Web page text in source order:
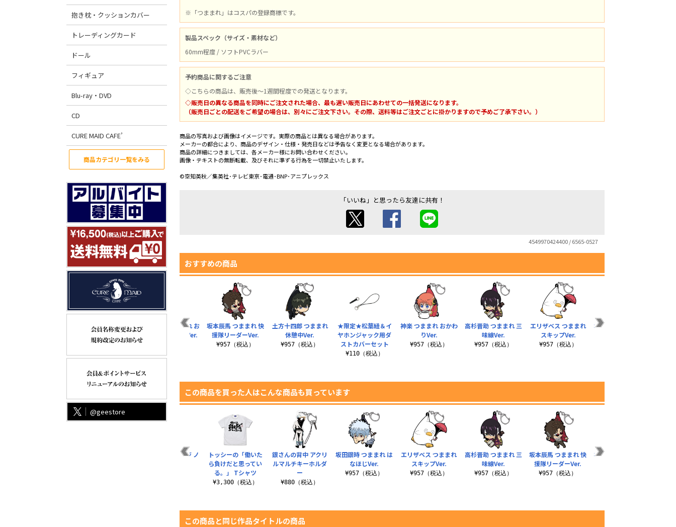
抱き枕・クッションカバー
トレーディングカード
ドール
フィギュア
Blu-ray・DVD
CD
CURE MAID CAFE’
商品カテゴリ一覧をみる
@geestore
※「つままれ」はコスパの登録商標です。
製品スペック（サイズ・素材など）
60mm程度 / ソフトPVCラバー
予約商品に関するご注意
◇こちらの商品は、販売後～1週間程度での発送となります。
◇販売日の異なる商品を同時にご注文された場合、最も遅い販売日にあわせての一括発送になります。
（販売日ごとの配送をご希望の場合は、別々にご注文下さい。その際、送料等はご注文ごとに掛かりますので予めご了承下さい。）
商品の写真および画像はイメージです。実際の商品とは異なる場合があります。
メーカーの都合により、商品のデザイン・仕様・発売日などは予告なく変更となる場合があります。
商品の詳細につきましては、各メーカー様にお問い合わせください。
画像・テキストの無断転載、及びそれに準ずる行為を一切禁止いたします。
©空知英秋／集英社･テレビ東京･電通･BNP･アニプレックス
「いいね」と思ったら友達に共有！
4549970424400 / 6565-0527
おすすめの商品
★限定★松葉紐＆イ
ヤホンジャック用ダ
ストカバーセット
¥110（税込）
神楽 つままれ おかわ
りVer.
¥957（税込）
高杉晋助 つままれ 三
味線Ver.
¥957（税込）
エリザベス つままれ
スキップVer.
¥957（税込）
坂田銀時 つままれ は
定春 つままれ 神楽の
傘ゲット！Ver.
¥957（税込）
志村新八 つままれ お
通ちゃん応援中Ver.
坂本辰馬 つままれ 快
援隊リーダーVer.
¥957（税込）
土方十四郎 つままれ
休憩中Ver.
¥957（税込）
この商品を買った人はこんな商品も買っています
坂田銀時 つままれ は
なほじVer.
¥957（税込）
エリザベス つままれ
スキップVer.
¥957（税込）
高杉晋助 つままれ 三
味線Ver.
¥957（税込）
坂本辰馬 つままれ 快
援隊リーダーVer.
¥957（税込）
神楽 つままれ おかわ
坂田銀時 缶バッジ ノ
トッシーの「働いた
ら負けだと思ってい
る。」 Tシャツ
¥3,300（税込）
銀さんの背中 アクリ
ルマルチキーホルダ
ー
¥880（税込）
この商品と同じ作品タイトルの商品